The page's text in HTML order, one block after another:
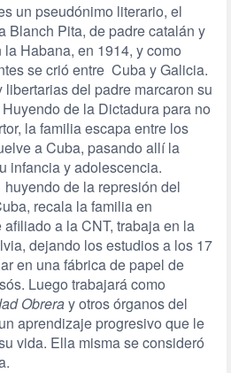
un pseudónimo literario, el
Blanch Pita, de padre catalán y
Habana, en 1914, y como
se crió entre Cuba y Galicia.
del padre marcaron su
de la Dictadura para no
la familia escapa entre los
a Cuba, pasando allí la
infancia y adolescencia.
de la represión del
recala la familia en
a la CNT, trabaja en la
dejando los estudios a los 17
en una fábrica de papel de
Luego trabajará como
Obreray otros órganos del
aprendizaje progresivo que le
vida. Ella misma se consideró